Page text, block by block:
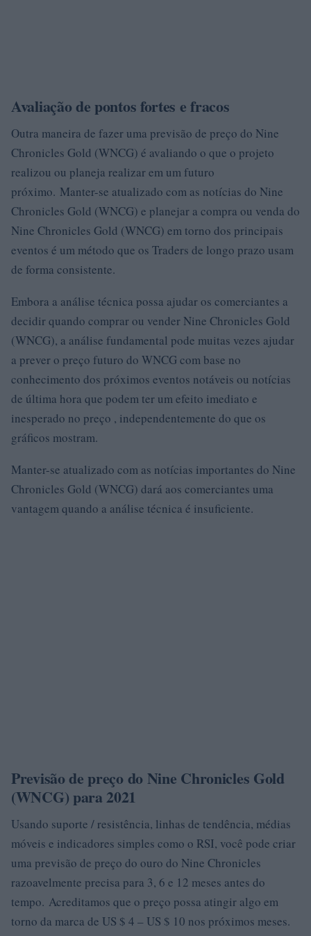
Avaliação de pontos fortes e fracos
Outra maneira de fazer uma previsão de preço do Nine
Chronicles Gold (WNCG) é avaliando o que o projeto
realizou ou planeja realizar em um futuro
próximo. Manter-se atualizado com as notícias do Nine
Chronicles Gold (WNCG) e planejar a compra ou venda do
Nine Chronicles Gold (WNCG) em torno dos principais
eventos é um método que os Traders de longo prazo usam
de forma consistente.
Embora a análise técnica possa ajudar os comerciantes a
decidir quando comprar ou vender Nine Chronicles Gold
(WNCG), a análise fundamental pode muitas vezes ajudar
a prever o preço futuro do WNCG com base no
conhecimento dos próximos eventos notáveis ​​ou notícias
de última hora que podem ter um efeito imediato e
inesperado no preço , independentemente do que os
gráficos mostram.
Manter-se atualizado com as notícias importantes do Nine
Chronicles Gold (WNCG) dará aos comerciantes uma
vantagem quando a análise técnica é insuficiente.
Previsão de preço do Nine Chronicles Gold
(WNCG) para 2021
Usando suporte / resistência, linhas de tendência, médias
móveis e indicadores simples como o RSI, você pode criar
uma previsão de preço do ouro do Nine Chronicles
razoavelmente precisa para 3, 6 e 12 meses antes do
tempo. Acreditamos que o preço possa atingir algo em
torno da marca de US $ 4 – US $ 10 nos próximos meses.